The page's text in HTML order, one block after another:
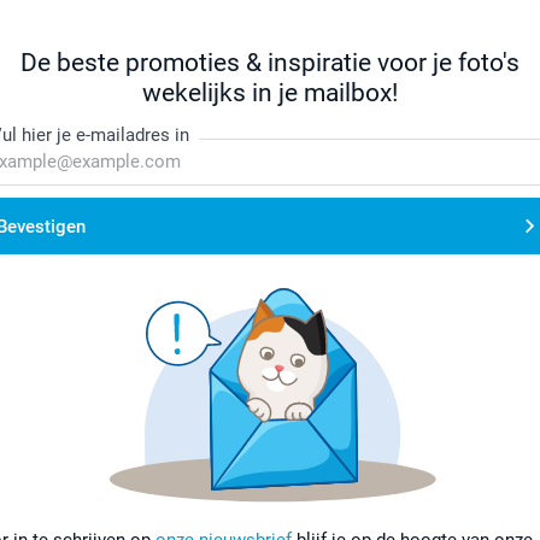
De beste promoties & inspiratie voor je foto's
wekelijks in je mailbox!
hier je e-mailadres in